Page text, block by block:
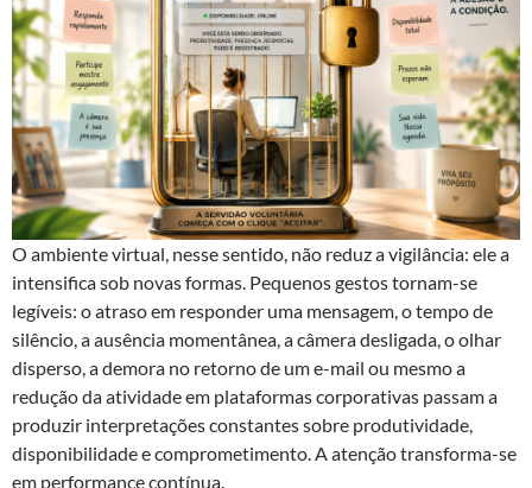
O ambiente virtual, nesse sentido, não reduz a vigilância: ele a
intensifica sob novas formas. Pequenos gestos tornam-se
legíveis: o atraso em responder uma mensagem, o tempo de
silêncio, a ausência momentânea, a câmera desligada, o olhar
disperso, a demora no retorno de um e-mail ou mesmo a
redução da atividade em plataformas corporativas passam a
produzir interpretações constantes sobre produtividade,
disponibilidade e comprometimento. A atenção transforma-se
em performance contínua.